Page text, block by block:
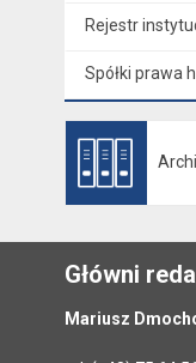
Rejestr
Spółki prawa
Główni
Mariusz